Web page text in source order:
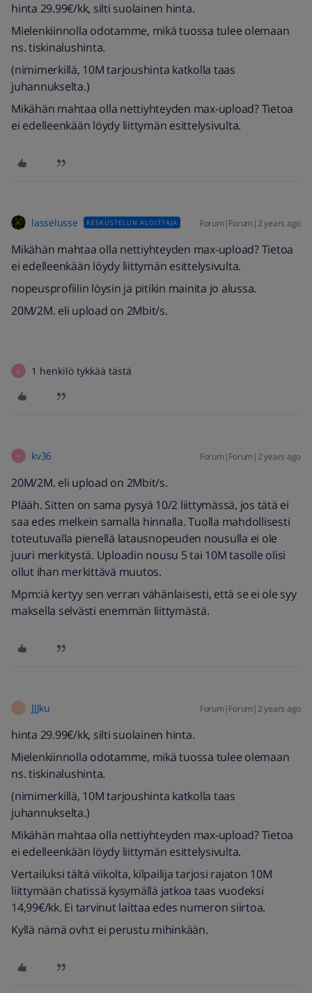
hinta 29.99€/kk, silti suolainen hinta.
Mielenkiinnolla odotamme, mikä tuossa tulee olemaan
ns. tiskinalushinta.
(nimimerkillä, 10M tarjoushinta katkolla taas
juhannukselta.)
Mikähän mahtaa olla nettiyhteyden max-upload? Tietoa
ei edelleenkään löydy liittymän esittelysivulta.
lasselusse KESKUSTELUN ALOITTAJA Forum|Forum|2 years ago
Mikähän mahtaa olla nettiyhteyden max-upload? Tietoa
ei edelleenkään löydy liittymän esittelysivulta.
nopeusprofiilin löysin ja pitikin mainita jo alussa.
20M/2M. eli upload on 2Mbit/s.
K 1 henkilö tykkää tästä
K kv36 Forum|Forum|2 years ago
20M/2M. eli upload on 2Mbit/s.
Plääh. Sitten on sama pysyä 10/2 liittymässä, jos tätä ei
saa edes melkein samalla hinnalla. Tuolla mahdollisesti
toteutuvalla pienellä latausnopeuden nousulla ei ole
juuri merkitystä. Uploadin nousu 5 tai 10M tasolle olisi
ollut ihan merkittävä muutos.
Mpm:iä kertyy sen verran vähänlaisesti, että se ei ole syy
maksella selvästi enemmän liittymästä.
JJJku Forum|Forum|2 years ago
hinta 29.99€/kk, silti suolainen hinta.
Mielenkiinnolla odotamme, mikä tuossa tulee olemaan
ns. tiskinalushinta.
(nimimerkillä, 10M tarjoushinta katkolla taas
juhannukselta.)
Mikähän mahtaa olla nettiyhteyden max-upload? Tietoa
ei edelleenkään löydy liittymän esittelysivulta.
Vertailuksi tältä viikolta, kilpailija tarjosi rajaton 10M
liittymään chatissä kysymällä jatkoa taas vuodeksi
14,99€/kk. Ei tarvinut laittaa edes numeron siirtoa.
Kyllä nämä ovh:t ei perustu mihinkään.